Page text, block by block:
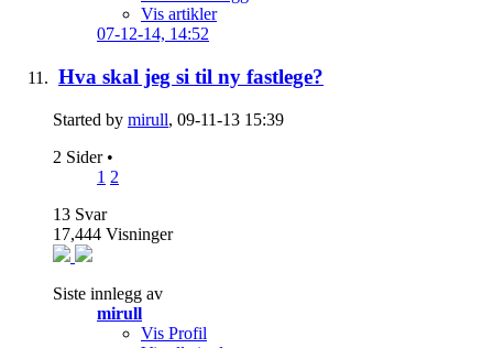
Vis artikler
07-12-14, 14:52
Hva skal jeg si til ny fastlege?
Started by mirull, 09-11-13 15:39
2 Sider •
1 2
13 Svar
17,444 Visninger
Siste innlegg av
mirull
Vis Profil